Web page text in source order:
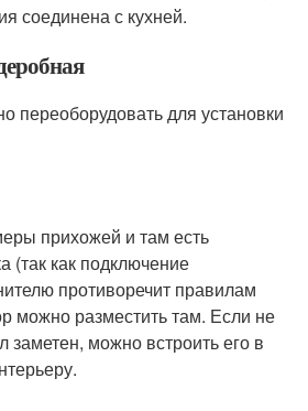
соединена с кухней.
для установки
прихожей и там есть
(так как подключение
противоречит правилам
можно разместить там. Если не
заметен, можно встроить его в